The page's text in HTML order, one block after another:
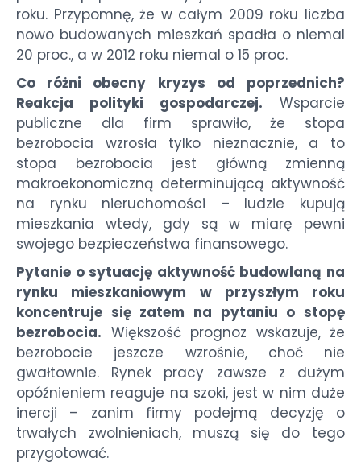
roku. Przypomnę, że w całym 2009 roku liczba
nowo budowanych mieszkań spadła o niemal
20 proc., a w 2012 roku niemal o 15 proc.
Co różni obecny kryzys od poprzednich?
Reakcja polityki gospodarczej. Wsparcie
publiczne dla firm sprawiło, że stopa
bezrobocia wzrosła tylko nieznacznie, a to
stopa bezrobocia jest główną zmienną
makroekonomiczną determinującą aktywność
na rynku nieruchomości – ludzie kupują
mieszkania wtedy, gdy są w miarę pewni
swojego bezpieczeństwa finansowego.
Pytanie o sytuację aktywność budowlaną na
rynku mieszkaniowym w przyszłym roku
koncentruje się zatem na pytaniu o stopę
bezrobocia. Większość prognoz wskazuje, że
bezrobocie jeszcze wzrośnie, choć nie
gwałtownie. Rynek pracy zawsze z dużym
opóźnieniem reaguje na szoki, jest w nim duże
inercji – zanim firmy podejmą decyzję o
trwałych zwolnieniach, muszą się do tego
przygotować.